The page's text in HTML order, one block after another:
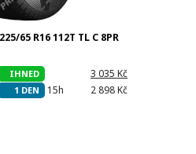
65 R16 112T TL C 8PR
3 035 Kč
IHNED
2 898 Kč
15h
1 DEN